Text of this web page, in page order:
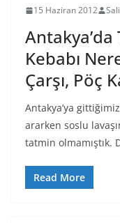
15 Haziran 2012
Antakya’da
Kebabı
Çarşı, Pöç
Antakya’ya
ararken soslu
tatmin olmamıştık.
Read More